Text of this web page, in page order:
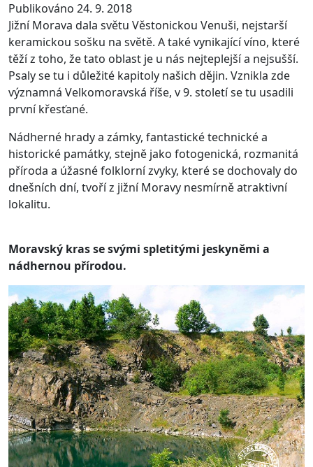
Publikováno 24. 9. 2018
Jižní Morava dala světu Věstonickou Venuši, nejstarší
keramickou sošku na světě. A také vynikající víno, které
těží z toho, že tato oblast je u nás nejteplejší a nejsušší.
Psaly se tu i důležité kapitoly našich dějin. Vznikla zde
významná Velkomoravská říše, v 9. století se tu usadili
první křesťané.
Nádherné hrady a zámky, fantastické technické a
historické památky, stejně jako fotogenická, rozmanitá
příroda a úžasné folklorní zvyky, které se dochovaly do
dnešních dní, tvoří z jižní Moravy nesmírně atraktivní
lokalitu.
Moravský kras se svými spletitými jeskyněmi a
nádhernou přírodou.